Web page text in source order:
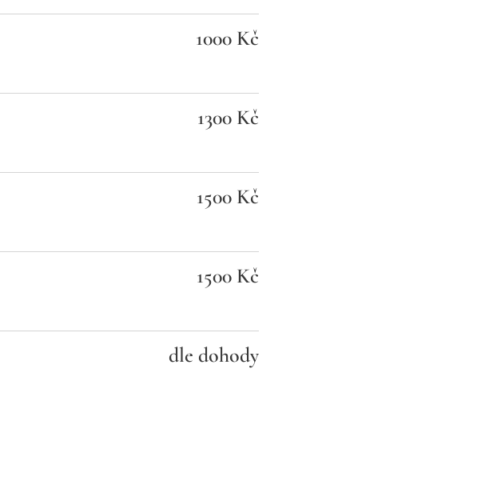
1000 Kč
1300 Kč
1500 Kč
1500 Kč
dle dohody